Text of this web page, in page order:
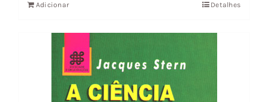
era:
Adicionar Detalhes